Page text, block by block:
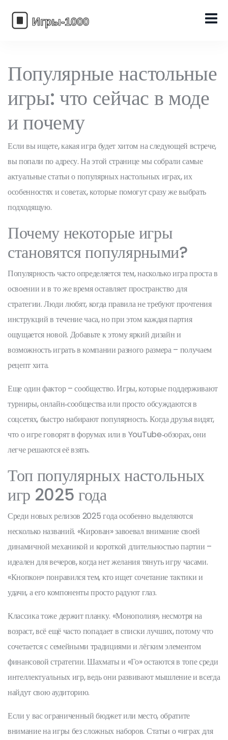
Популярные настольные
игры: что сейчас в моде
и почему
Если вы ищете, какая игра будет хитом на следующей встрече,
вы попали по адресу. На этой странице мы собрали самые
актуальные статьи о популярных настольных играх, их
особенностях и советах, которые помогут сразу же выбрать
подходящую.
Почему некоторые игры
становятся популярными?
Популярность часто определяется тем, насколько игра проста в
освоении и в то же время оставляет пространство для
стратегии. Люди любят, когда правила не требуют прочтения
инструкций в течение часа, но при этом каждая партия
ощущается новой. Добавьте к этому яркий дизайн и
возможность играть в компании разного размера – получаем
рецепт хита.
Еще один фактор – сообщество. Игры, которые поддерживают
турниры, онлайн‑сообщества или просто обсуждаются в
соцсетях, быстро набирают популярность. Когда друзья видят,
что о игре говорят в форумах или в YouTube‑обзорах, они
легче решаются её взять.
Топ популярных настольных
игр 2025 года
Среди новых релизов 2025 года особенно выделяются
несколько названий. «Кирован» завоевал внимание своей
динамичной механикой и короткой длительностью партии –
идеален для вечеров, когда нет желания тянуть игру часами.
«Кнопкон» понравился тем, кто ищет сочетание тактики и
удачи, а его компоненты просто радуют глаз.
Классика тоже держит планку. «Монополия», несмотря на
возраст, всё ещё часто попадает в списки лучших, потому что
сочетается с семейными традициями и лёгким элементом
финансовой стратегии. Шахматы и «Го» остаются в топе среди
интеллектуальных игр, ведь они развивают мышление и всегда
найдут свою аудиторию.
Если у вас ограниченный бюджет или место, обратите
внимание на игры без сложных наборов. Статьи о «играх для